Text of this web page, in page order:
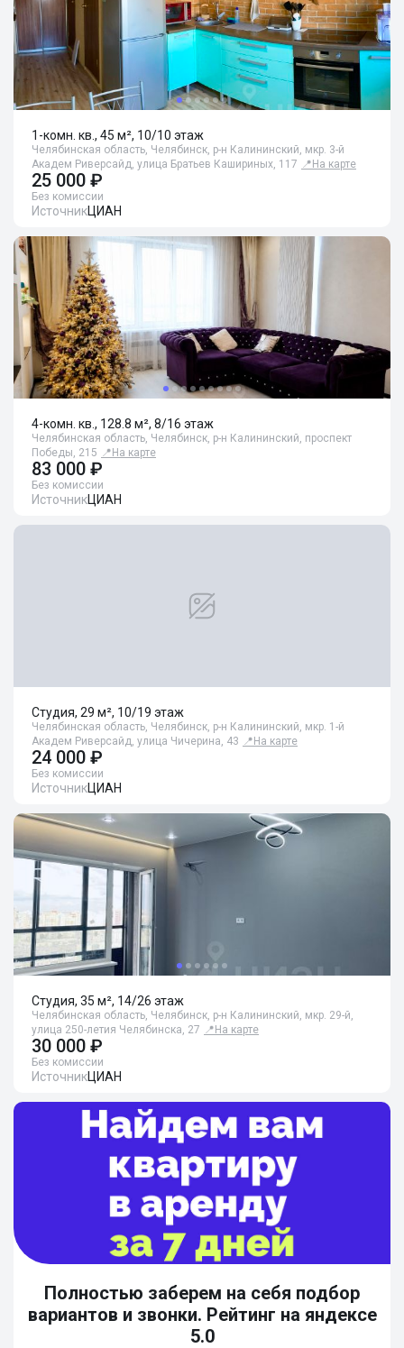
1-комн. кв., 45 м², 10/10 этаж
Челябинская область, Челябинск, р-н Калининский, мкр. 3-й
Академ Риверсайд, улица Братьев Кашириных, 117 📍 На карте
25 000 ₽
Без комиссии
ИсточникЦИАН
4-комн. кв., 128.8 м², 8/16 этаж
Челябинская область, Челябинск, р-н Калининский, проспект
Победы, 215 📍 На карте
83 000 ₽
Без комиссии
ИсточникЦИАН
Студия, 29 м², 10/19 этаж
Челябинская область, Челябинск, р-н Калининский, мкр. 1-й
Академ Риверсайд, улица Чичерина, 43 📍 На карте
24 000 ₽
Без комиссии
ИсточникЦИАН
Студия, 35 м², 14/26 этаж
Челябинская область, Челябинск, р-н Калининский, мкр. 29-й,
улица 250-летия Челябинска, 27 📍 На карте
30 000 ₽
Без комиссии
ИсточникЦИАН
Полностью заберем на себя подбор
вариантов и звонки. Рейтинг на яндексе
5.0